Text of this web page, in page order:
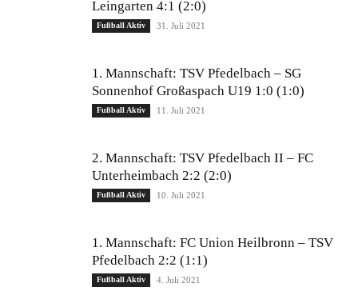
Leingarten 4:1 (2:0)
Fußball Aktiv 31. Juli 2021
1. Mannschaft: TSV Pfedelbach – SG
Sonnenhof Großaspach U19 1:0 (1:0)
Fußball Aktiv 11. Juli 2021
2. Mannschaft: TSV Pfedelbach II – FC
Unterheimbach 2:2 (2:0)
Fußball Aktiv 10. Juli 2021
1. Mannschaft: FC Union Heilbronn – TSV
Pfedelbach 2:2 (1:1)
Fußball Aktiv 4. Juli 2021